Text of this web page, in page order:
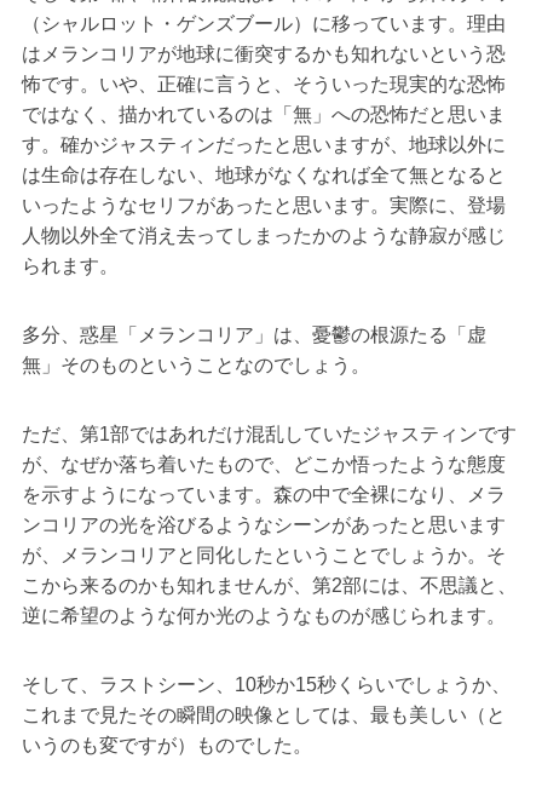
（シャルロット・ゲンズブール）に移っています。理由
はメランコリアが地球に衝突するかも知れないという恐
怖です。いや、正確に言うと、そういった現実的な恐怖
ではなく、描かれているのは「無」への恐怖だと思いま
す。確かジャスティンだったと思いますが、地球以外に
は生命は存在しない、地球がなくなれば全て無となると
いったようなセリフがあったと思います。実際に、登場
人物以外全て消え去ってしまったかのような静寂が感じ
られます。
多分、惑星「メランコリア」は、憂鬱の根源たる「虚
無」そのものということなのでしょう。
ただ、第1部ではあれだけ混乱していたジャスティンです
が、なぜか落ち着いたもので、どこか悟ったような態度
を示すようになっています。森の中で全裸になり、メラ
ンコリアの光を浴びるようなシーンがあったと思います
が、メランコリアと同化したということでしょうか。そ
こから来るのかも知れませんが、第2部には、不思議と、
逆に希望のような何か光のようなものが感じられます。
そして、ラストシーン、10秒か15秒くらいでしょうか、
これまで見たその瞬間の映像としては、最も美しい（と
いうのも変ですが）ものでした。